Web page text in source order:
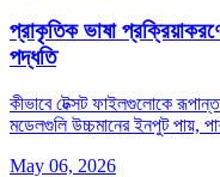
প্রাকৃতিক ভাষা
পদ্ধতি
কীভাবে টেক্সট ফাইলগুলোকে
মডেলগুলি উচ্চমানের ইনপুট পায়,
May 06, 2026